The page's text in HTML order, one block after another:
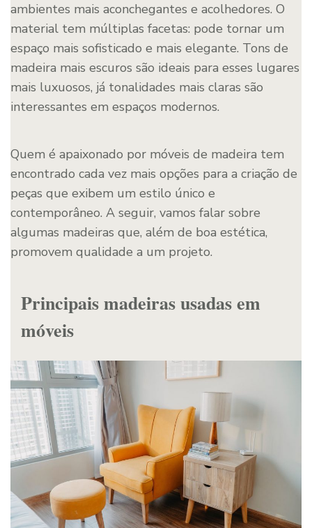
ambientes mais aconchegantes e acolhedores. O
material tem múltiplas facetas: pode tornar um
espaço mais sofisticado e mais elegante. Tons de
madeira mais escuros são ideais para esses lugares
mais luxuosos, já tonalidades mais claras são
interessantes em espaços modernos.
Quem é apaixonado por móveis de madeira tem
encontrado cada vez mais opções para a criação de
peças que exibem um estilo único e
contemporâneo. A seguir, vamos falar sobre
algumas madeiras que, além de boa estética,
promovem qualidade a um projeto.
Principais madeiras usadas em
móveis